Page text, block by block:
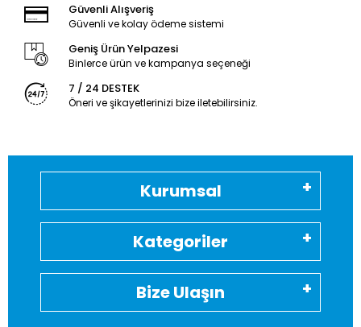
Güvenli Alışveriş
Güvenli ve kolay ödeme sistemi
Geniş Ürün Yelpazesi
Binlerce ürün ve kampanya seçeneği
7 / 24 DESTEK
Öneri ve şikayetlerinizi bize iletebilirsiniz.
Kurumsal
Kategoriler
Bize Ulaşın